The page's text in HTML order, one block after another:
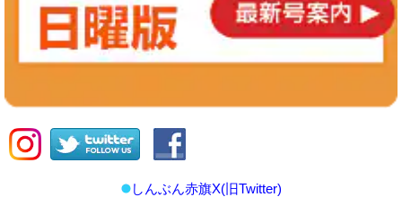
しんぶん赤旗X(旧Twitter)